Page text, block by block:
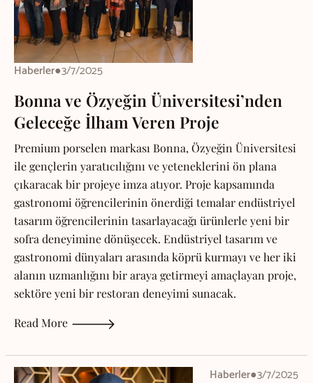
Haberler●3/7/2025
Bonna ve Özyeğin Üniversitesi’nden
Geleceğe İlham Veren Proje
Premium porselen markası Bonna, Özyeğin Üniversitesi
ile gençlerin yaratıcılığını ve yeteneklerini ön plana
çıkaracak bir projeye imza atıyor. Proje kapsamında
gastronomi öğrencilerinin önerdiği temalar endüstriyel
tasarım öğrencilerinin tasarlayacağı ürünlerle yeni bir
sofra deneyimine dönüşecek. Endüstriyel tasarım ve
gastronomi dünyaları arasında köprü kurmayı ve her iki
alanın uzmanlığını bir araya getirmeyi amaçlayan proje,
sektöre yeni bir restoran deneyimi sunacak.
Read More
Haberler●3/7/2025